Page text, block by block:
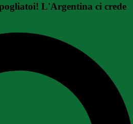
L'Argentina ci crede